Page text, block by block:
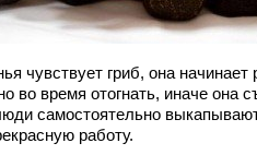
чувствует гриб, она начинает
во время отогнать, иначе она
самостоятельно
работу.